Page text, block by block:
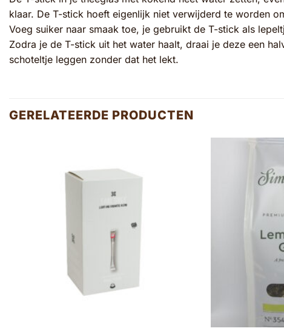
klaar. De T-stick hoeft eigenlijk niet verwijderd te worden
Voeg suiker naar smaak toe, je gebruikt de T-stick als
Zodra je de T-stick uit het water haalt, draai je deze een
schoteltje leggen zonder dat het lekt.
GERELATEERDE PRODUCTEN